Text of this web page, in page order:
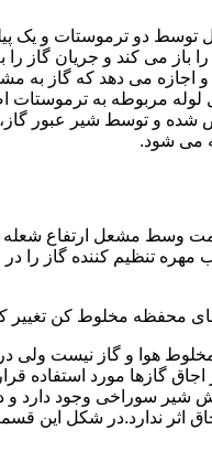
دو ترموستات و یک
کند و جریان گاز را
می دهد که گاز به
مربوطه به
شده و توسط شیر عبور
می شود.
تنظیم کننده گاز را
های محفظه مخلوط کن
هوا و گاز نیست
گازها مورد استفاده
سوراخی وجود دارد و
اثر ندارد.در شکل این